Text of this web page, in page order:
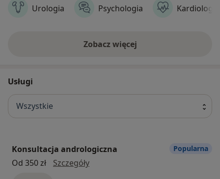
Urologia Psychologia Kardiologia
Zobacz więcej
Usługi
Wszystkie
Konsultacja andrologiczna
Od 350 zł
SzczegółyKonsultacja andrologiczna
Popularna